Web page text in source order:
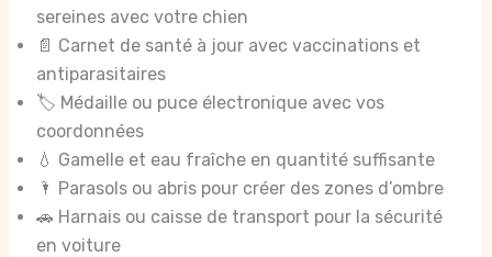
sereines avec votre chien
📄 Carnet de santé à jour avec vaccinations et
antiparasitaires
🏷️ Médaille ou puce électronique avec vos
coordonnées
💧 Gamelle et eau fraîche en quantité suffisante
🌂 Parasols ou abris pour créer des zones d’ombre
🚗 Harnais ou caisse de transport pour la sécurité
en voiture